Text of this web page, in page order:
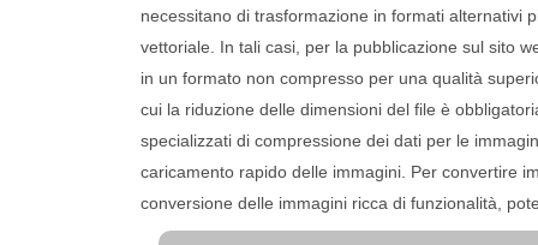
necessitano di trasformazione in formati alternativi
vettoriale. In tali casi, per la pubblicazione sul sito
in un formato non compresso per una qualità
cui la riduzione delle dimensioni del file è
specializzati di compressione dei dati per le
caricamento rapido delle immagini. Per convertire
conversione delle immagini ricca di funzionalità,